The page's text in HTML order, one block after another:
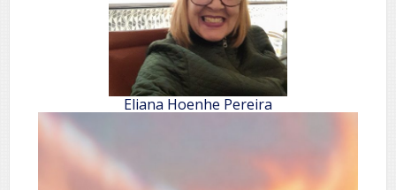
Eliana Hoenhe Pereira